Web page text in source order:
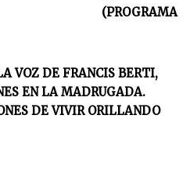
(PROGRAMA
VOZ DE FRANCIS BERTI,
EN LA MADRUGADA.
DE VIVIR ORILLANDO